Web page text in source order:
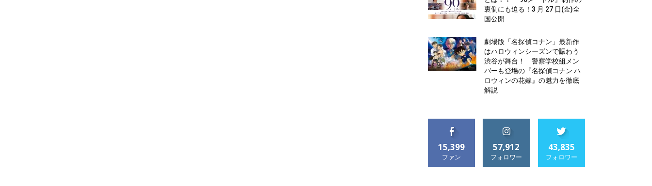
裏側にも迫る！3 月 27 日(金)全
国公開
劇場版「名探偵コナン」最新作
はハロウィンシーズンで賑わう
渋谷が舞台！ 警察学校組メン
バーも登場の『名探偵コナン ハ
ロウィンの花嫁』の魅力を徹底
解説
15,399
ファン
57,912
フォロワー
43,835
フォロワー